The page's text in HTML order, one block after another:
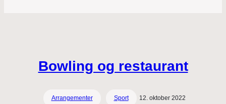
Bowling og restaurant
Arrangementer Sport 12. oktober 2022